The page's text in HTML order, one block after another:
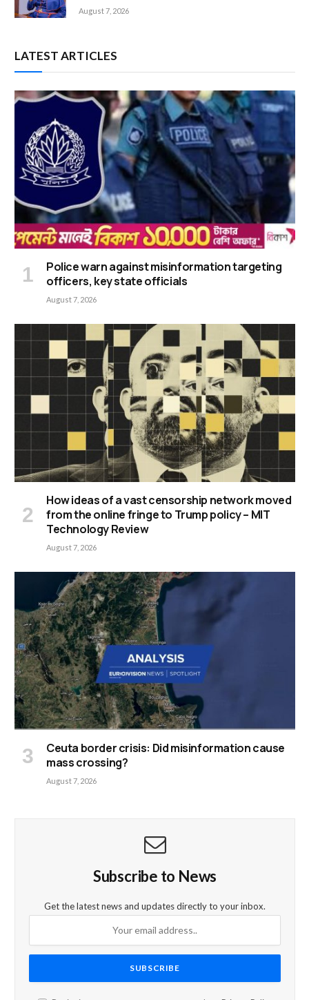
August 7, 2026
LATEST ARTICLES
Police warn against misinformation targeting
officers, key state officials
August 7, 2026
How ideas of a vast censorship network moved
from the online fringe to Trump policy – MIT
Technology Review
August 7, 2026
Ceuta border crisis: Did misinformation cause
mass crossing?
August 7, 2026
Subscribe to News
Get the latest news and updates directly to your inbox.